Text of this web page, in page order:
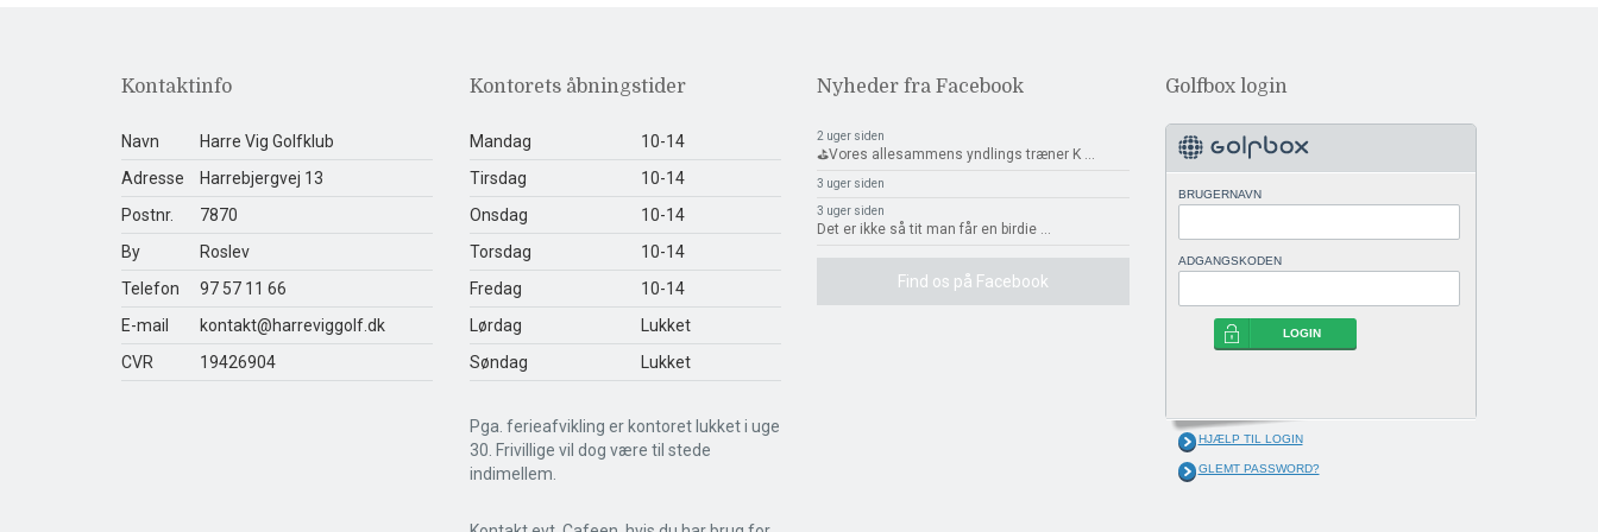
Kontaktinfo
Navn
Harre Vig Golfklub
Adresse
Harrebjergvej 13
Postnr.
7870
By
Roslev
Telefon
97 57 11 66
E-mail
kontakt@harreviggolf.dk
CVR
19426904
Kontorets åbningstider
Mandag
10-14
Tirsdag
10-14
Onsdag
10-14
Torsdag
10-14
Fredag
10-14
Lørdag
Lukket
Søndag
Lukket
Pga. ferieafvikling er kontoret lukket i uge
30. Frivillige vil dog være til stede
indimellem.
Nyheder fra Facebook
2 uger siden
⛳️Vores allesammens yndlings træner K ...
3 uger siden
3 uger siden
Det er ikke så tit man får en birdie ...
Find os på Facebook
Golfbox login
BRUGERNAVN
ADGANGSKODEN
LOGIN
HJÆLP TIL LOGIN
GLEMT PASSWORD?